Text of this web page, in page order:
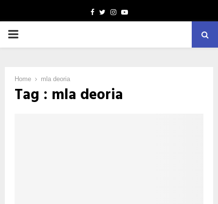
Facebook
TwitterInstagram
Youtube
PRIMARY
Home mla deoria
Tag : mla deoria